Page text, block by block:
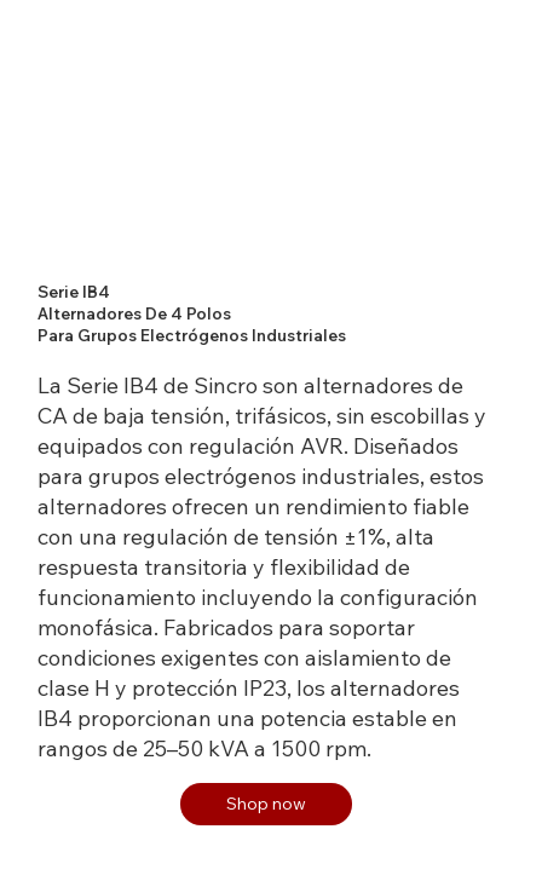
Serie IB4
Alternadores De 4 Polos
Para Grupos Electrógenos Industriales
La Serie IB4 de Sincro son alternadores de
CA de baja tensión, trifásicos, sin escobillas y
equipados con regulación AVR. Diseñados
para grupos electrógenos industriales, estos
alternadores ofrecen un rendimiento fiable
con una regulación de tensión ±1%, alta
respuesta transitoria y flexibilidad de
funcionamiento incluyendo la configuración
monofásica. Fabricados para soportar
condiciones exigentes con aislamiento de
clase H y protección IP23, los alternadores
IB4 proporcionan una potencia estable en
rangos de 25–50 kVA a 1500 rpm.
Shop now